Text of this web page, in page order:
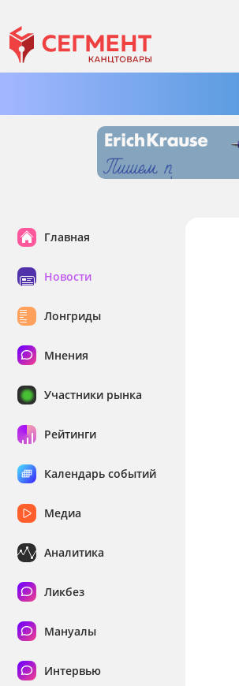
Главная
Новости
Лонгриды
Мнения
Участники рынка
Рейтинги
Календарь событий
Медиа
Аналитика
Ликбез
Мануалы
Интервью